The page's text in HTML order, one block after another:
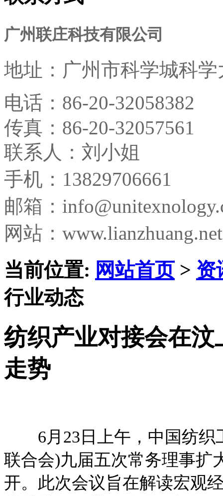
广州联庄科技有限公司
地址： 广州市科学城科
电话： 86-20-32058382
传真： 86-20-32057561
联系人：刘小姐
手机：13829706661
邮箱：
网站：www.lianzhuang.net
当前位置: 网站首页> 资
行业动态
纺织产业对接会在
走势
6月23日上午，中国纺织
联合会)九届五次常务理事扩
开。此次会议旨在解读宏观